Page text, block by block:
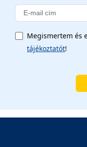
Megismertem és
tájékoztatót!